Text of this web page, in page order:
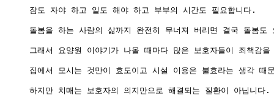
잠도 자야 하고 일도 해야 하고 부부의 시간도 필요합니다.
돌봄을 하는 사람의 삶까지 완전히 무너져 버리면 결국 돌봄도
그래서 요양원 이야기가 나올 때마다 많은 보호자들이 죄책감
집에서 모시는 것만이 효도이고 시설 이용은 불효라는 생각 때
하지만 치매는 보호자의 의지만으로 해결되는 질환이 아닙니다.